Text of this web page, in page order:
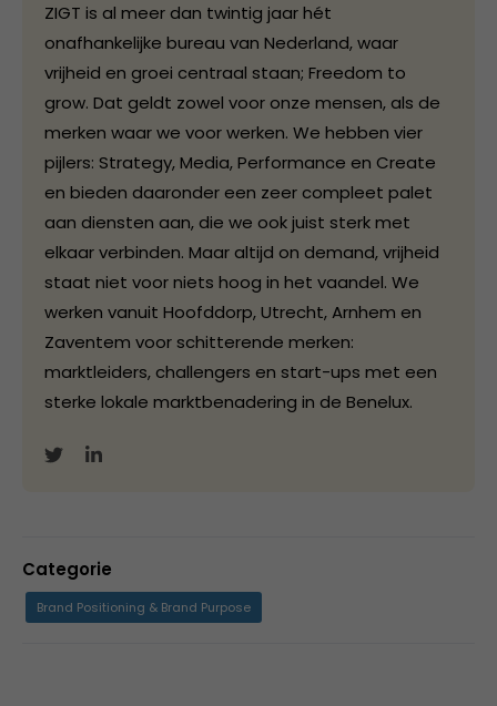
ZIGT is al meer dan twintig jaar hét
onafhankelijke bureau van Nederland, waar
vrijheid en groei centraal staan; Freedom to
grow. Dat geldt zowel voor onze mensen, als de
merken waar we voor werken. We hebben vier
pijlers: Strategy, Media, Performance en Create
en bieden daaronder een zeer compleet palet
aan diensten aan, die we ook juist sterk met
elkaar verbinden. Maar altijd on demand, vrijheid
staat niet voor niets hoog in het vaandel. We
werken vanuit Hoofddorp, Utrecht, Arnhem en
Zaventem voor schitterende merken:
marktleiders, challengers en start-ups met een
sterke lokale marktbenadering in de Benelux.
Categorie
Brand Positioning & Brand Purpose